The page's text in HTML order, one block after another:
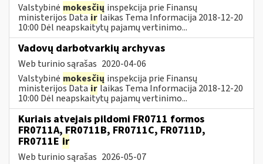
Valstybinė mokesčių inspekcija prie Finansų
ministerijos Datairlaikas Tema Informacija 2018-12-20
10:00 Dėl neapskaitytų pajamų vertinimo...
Vadovų darbotvarkių archyvas
Web turinio sąrašas 2020-04-06
Valstybinė mokesčių inspekcija prie Finansų
ministerijos Datairlaikas Tema Informacija 2018-12-20
10:00 Dėl neapskaitytų pajamų vertinimo...
Kuriais atvejais pildomi FR0711 formos
FR0711A, FR0711B, FR0711C, FR0711D,
FR0711E ir
Web turinio sąrašas 2026-05-07